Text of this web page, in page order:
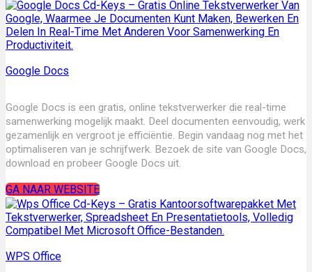
Google Docs
Google Docs is een gratis, online tekstverwerker die real-time
samenwerking mogelijk maakt. Deel documenten eenvoudig, werk
gezamenlijk en vergroot je efficiëntie. Begin vandaag nog met het
optimaliseren van je schrijfwerk. Bezoek de site van Google Docs,
download en probeer Google Docs uit.
GA NAAR WEBSITE
WPS Office